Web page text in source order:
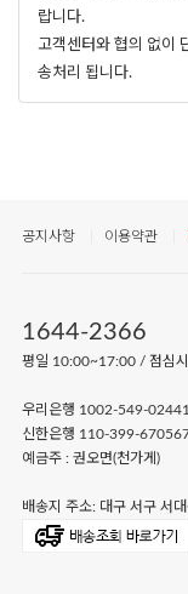
랍니다.
고객센터와 협의 없이
송처리 됩니다.
공지사항 이용약관
1644-2366
평일 10:00~17:00 / 점심
우리은행 1002-549-
신한은행 110-399-
예금주 : 권오면(천가게)
배송지 주소: 대구 서구 서